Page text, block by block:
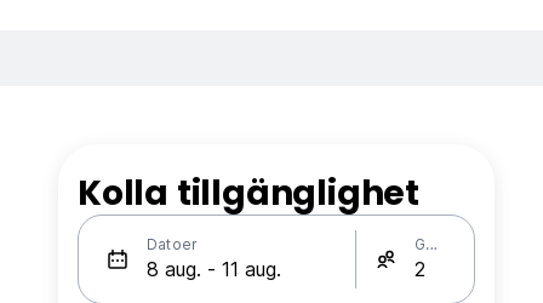
Kolla tillgänglighet
Datoer Gäster